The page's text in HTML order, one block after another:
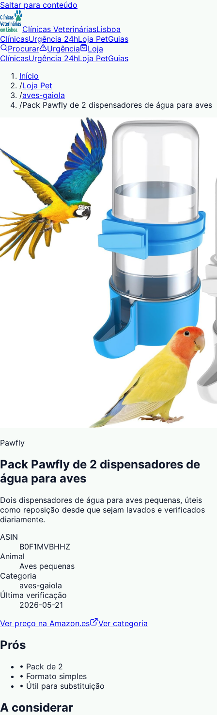
Saltar para conteúdo
Clínicas VeterináriasLisboa
ClínicasUrgência 24hLoja PetGuias
Procurar
Urgência
Loja
ClínicasUrgência 24hLoja PetGuias
Início
/Loja Pet
/aves-gaiola
/Pack Pawfly de 2 dispensadores de água para aves
Pawfly
Pack Pawfly de 2 dispensadores de
água para aves
Dois dispensadores de água para aves pequenas, úteis
como reposição desde que sejam lavados e verificados
diariamente.
ASIN
B0F1MVBHHZ
Animal
Aves pequenas
Categoria
aves-gaiola
Última verificação
2026-05-21
Ver preço na Amazon.es
Ver categoria
Prós
• Pack de 2
• Formato simples
• Útil para substituição
A considerar